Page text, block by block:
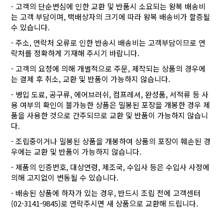
- 고객의 단순변심에 인한 교환 및 반품시 소요되는 왕복 배송비
는 고객 부담이며, 택배상자의 크기에 따라 왕복 배송비가 할증될
수 있습니다.
- 주소, 연락처 오류로 인한 반송시 배송비는 고객부담이므로 연
락처를 정확하게 기재해 주시기 바랍니다.
- 고객의 요청에 의해 개별적으로 주문, 제작되는 상품의 경우에
는 결제 후 취소, 교환 및 반품이 가능하지 않습니다.
- 병입 도료, 공구류, 에어브러쉬, 컴프레셔, 완성품, 서적류 등 사
용 여부의 확인이 불가능한 상품은 밀봉된 포장을 개봉한 경우 제
품을 사용한 것으로 간주되므로 교환 및 반품이 가능하지 않습니
다.
- 조립중이거나 밀봉된 상품을 개봉하여 상품의 포장이 훼손된 경
우에는 교환 및 반품이 가능하지 않습니다.
- 제품의 인증번호, 대상연령, 제조국, 수입사 등은 수입사 사정에
의해 고지없이 변동될 수 있습니다.
- 배송된 상품에 하자가 있는 경우, 반드시 조립 전에 고객센터
(02-3141-9845)로 연락주시면 새 상품으로 교환해 드립니다.